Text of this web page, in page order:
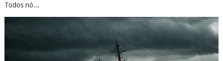
Todos nó...